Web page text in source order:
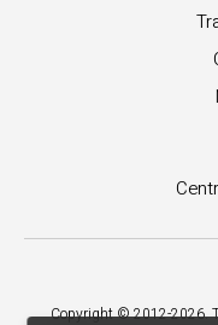
Copyright © 2012-2026.